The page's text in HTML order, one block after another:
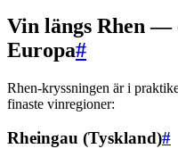
Vin längs Rhen —
Europa#
Rhen-kryssningen är i
finaste vinregioner:
Rheingau (Tyskland)#